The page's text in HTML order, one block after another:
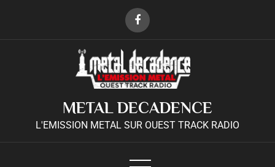
METAL DECADENCE
L'EMISSION METAL SUR OUEST TRACK RADIO